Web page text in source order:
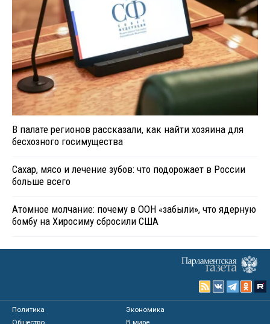
В палате регионов рассказали, как найти хозяина для
бесхозного госимущества
Сахар, мясо и лечение зубов: что подорожает в России
больше всего
Атомное молчание: почему в ООН «забыли», что ядерную
бомбу на Хиросиму сбросили США
Политика
Экономика